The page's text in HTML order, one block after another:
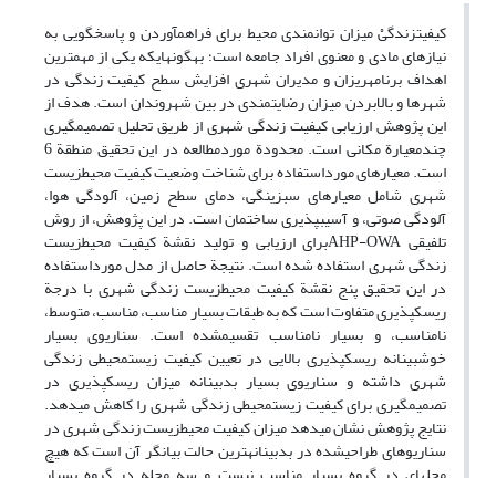
کیفیتزندگیْ میزان توانمندی محیط برای فراهم‏آوردن و پاسخ‏گویی به
نیازهای مادی و معنوی افراد جامعه است؛ به‏گونه‏ای‏که یکی از مهم‏ترین
اهداف برنامه‏ریزان و مدیران شهری افزایش سطح کیفیت زندگی در
شهرها و بالابردن میزان رضایتمندی در بین شهروندان است. هدف از
این پژوهش ارزیابی کیفیت زندگی شهری از طریق تحلیل تصمیم‏گیری
چندمعیارة مکانی است. محدودة موردمطالعه در این تحقیق منطقة 6
است. معیارهای مورداستفاده برای شناخت وضعیت کیفیت محیط‏زیست
شهری شامل معیارهای سبزینگی، دمای سطح زمین، آلودگی هوا،
آلودگی صوتی، و آسیب‏پذیری ساختمان است. در این پژوهش، از روش
تلفیقی AHP-OWAبرای ارزیابی و تولید نقشة کیفیت محیط‏زیست
زندگی شهری استفاده شده است. نتیجة حاصل از مدل مورداستفاده
در این تحقیق پنج نقشة کیفیت محیط‏زیست زندگی شهری با درجة
ریسک‏پذیری متفاوت است که به طبقات بسیار مناسب، مناسب، متوسط،
نامناسب، و بسیار نامناسب تقسیم‏شده است. سناریوی بسیار
خوش‏بینانه ریسک‏پذیری بالایی در تعیین کیفیت زیست‏محیطی زندگی
شهری داشته و سناریوی بسیار بدبینانه میزان ریسک‏پذیری در
تصمیم‏گیری برای کیفیت زیست‏محیطی زندگی شهری را کاهش می‏دهد.
نتایج پژوهش نشان می‏دهد میزان کیفیت محیط‏زیست زندگی شهری در
سناریوهای طراحی‏شده در بدبینانه‏ترین حالت بیانگر آن است که هیچ